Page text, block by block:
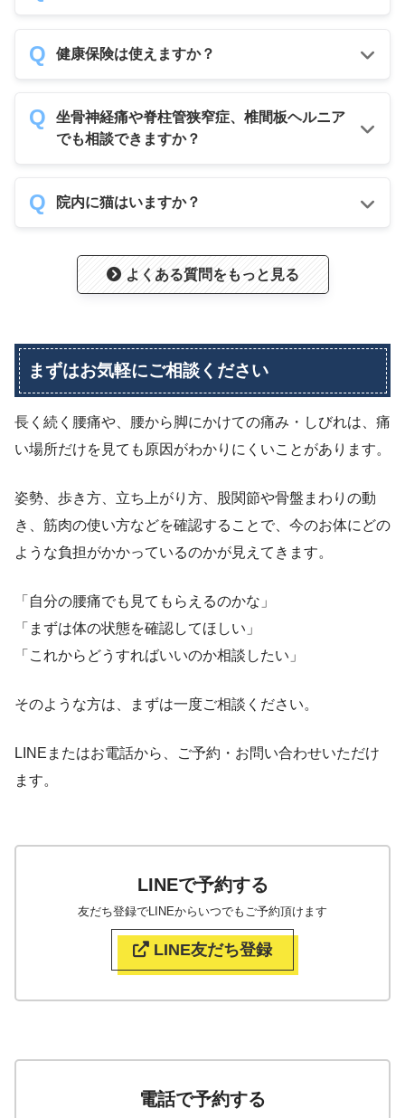
健康保険は使えますか？
坐骨神経痛や脊柱管狭窄症、椎間板ヘルニア
でも相談できますか？
院内に猫はいますか？
よくある質問をもっと見る
まずはお気軽にご相談ください
長く続く腰痛や、腰から脚にかけての痛み・しびれは、痛
い場所だけを見ても原因がわかりにくいことがあります。
姿勢、歩き方、立ち上がり方、股関節や骨盤まわりの動
き、筋肉の使い方などを確認することで、今のお体にどの
ような負担がかかっているのかが見えてきます。
「自分の腰痛でも見てもらえるのかな」
「まずは体の状態を確認してほしい」
「これからどうすればいいのか相談したい」
そのような方は、まずは一度ご相談ください。
LINEまたはお電話から、ご予約・お問い合わせいただけ
ます。
LINEで予約する
友だち登録でLINEからいつでもご予約頂けます
LINE友だち登録
電話で予約する